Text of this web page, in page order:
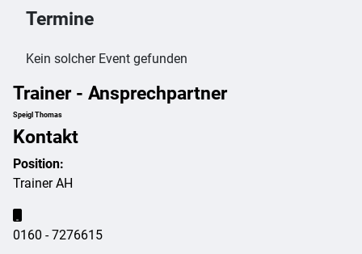
Termine
Kein solcher Event gefunden
Trainer - Ansprechpartner
Speigl Thomas
Kontakt
Position:
Trainer AH
0160 - 7276615